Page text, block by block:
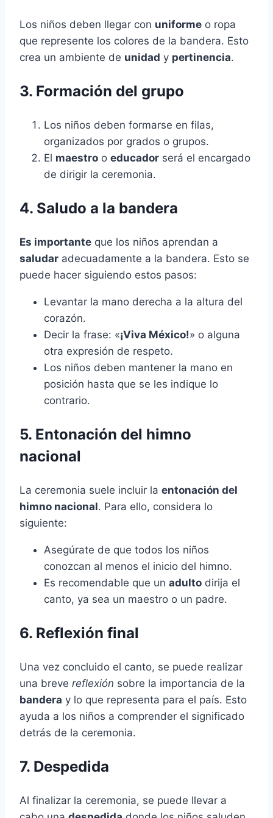
Los niños deben llegar con uniforme o ropa
que represente los colores de la bandera. Esto
crea un ambiente de unidad y pertinencia.
3. Formación del grupo
Los niños deben formarse en filas,
organizados por grados o grupos.
El maestro o educador será el encargado
de dirigir la ceremonia.
4. Saludo a la bandera
Es importante que los niños aprendan a
saludar adecuadamente a la bandera. Esto se
puede hacer siguiendo estos pasos:
Levantar la mano derecha a la altura del
corazón.
Decir la frase: «¡Viva México!» o alguna
otra expresión de respeto.
Los niños deben mantener la mano en
posición hasta que se les indique lo
contrario.
5. Entonación del himno
nacional
La ceremonia suele incluir la entonación del
himno nacional. Para ello, considera lo
siguiente:
Asegúrate de que todos los niños
conozcan al menos el inicio del himno.
Es recomendable que un adulto dirija el
canto, ya sea un maestro o un padre.
6. Reflexión final
Una vez concluido el canto, se puede realizar
una breve reflexión sobre la importancia de la
bandera y lo que representa para el país. Esto
ayuda a los niños a comprender el significado
detrás de la ceremonia.
7. Despedida
Al finalizar la ceremonia, se puede llevar a